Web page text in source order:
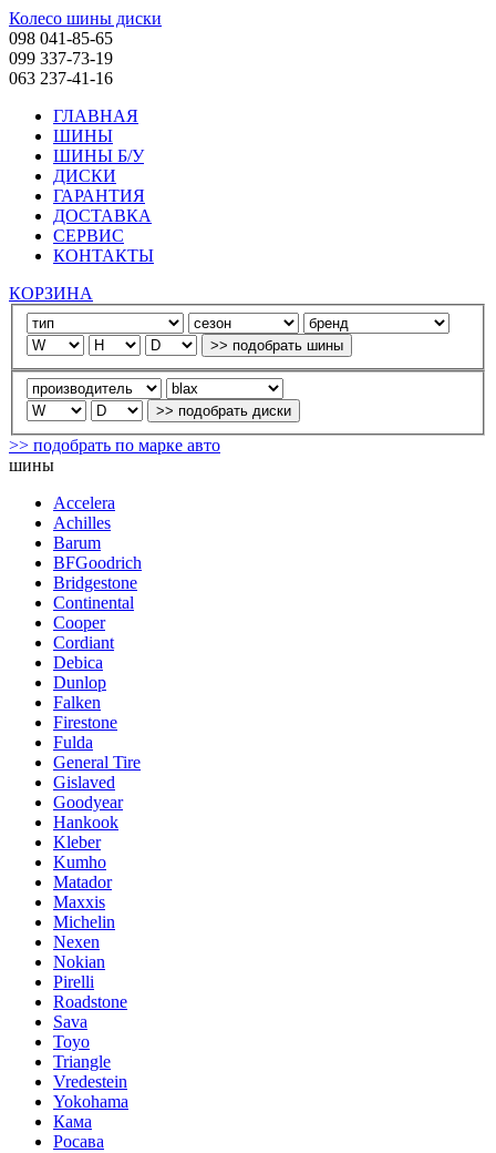
Колесо шины диски
098 041-85-65
099 337-73-19
063 237-41-16
ГЛАВНАЯ
ШИНЫ
ШИНЫ Б/У
ДИСКИ
ГАРАНТИЯ
ДОСТАВКА
СЕРВИС
КОНТАКТЫ
КОРЗИНА
>> подобрать по марке авто
шины
Accelera
Achilles
Barum
BFGoodrich
Bridgestone
Continental
Cooper
Cordiant
Debica
Dunlop
Falken
Firestone
Fulda
General Tire
Gislaved
Goodyear
Hankook
Kleber
Kumho
Matador
Maxxis
Michelin
Nexen
Nokian
Pirelli
Roadstone
Sava
Toyo
Triangle
Vredestein
Yokohama
Кама
Росава